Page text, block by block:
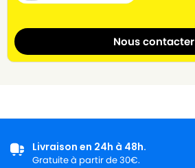
Nous contacter
Livraison en 24h à 48h.
Gratuite à partir de 30€.